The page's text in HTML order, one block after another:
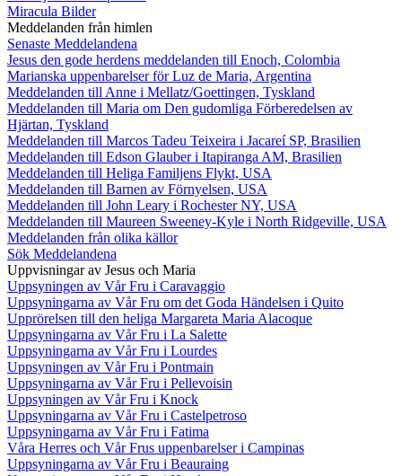
Miracula Bilder
Meddelanden från himlen
Senaste Meddelandena
Jesus den gode herdens meddelanden till Enoch, Colombia
Marianska uppenbarelser för Luz de Maria, Argentina
Meddelanden till Anne i Mellatz/Goettingen, Tyskland
Meddelanden till Maria om Den gudomliga Förberedelsen av
Hjärtan, Tyskland
Meddelanden till Marcos Tadeu Teixeira i Jacareí SP, Brasilien
Meddelanden till Edson Glauber i Itapiranga AM, Brasilien
Meddelanden till Heliga Familjens Flykt, USA
Meddelanden till Barnen av Förnyelsen, USA
Meddelanden till John Leary i Rochester NY, USA
Meddelanden till Maureen Sweeney-Kyle i North Ridgeville, USA
Meddelanden från olika källor
Sök Meddelandena
Uppvisningar av Jesus och Maria
Uppsyningen av Vår Fru i Caravaggio
Uppsyningarna av Vår Fru om det Goda Händelsen i Quito
Upprörelsen till den heliga Margareta Maria Alacoque
Uppsyningarna av Vår Fru i La Salette
Uppsyningarna av Vår Fru i Lourdes
Uppsyningen av Vår Fru i Pontmain
Uppsyningarna av Vår Fru i Pellevoisin
Uppsyningen av Vår Fru i Knock
Uppsyningarna av Vår Fru i Castelpetroso
Uppsyningarna av Vår Fru i Fatima
Våra Herres och Vår Frus uppenbarelser i Campinas
Uppsyningarna av Vår Fru i Beauraing